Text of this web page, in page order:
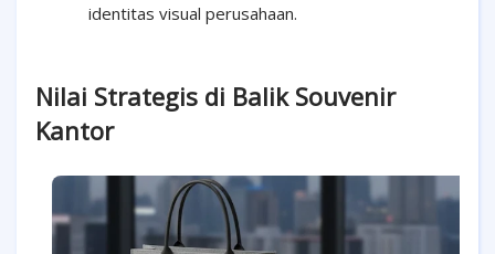
identitas visual perusahaan.
Nilai Strategis di Balik Souvenir
Kantor